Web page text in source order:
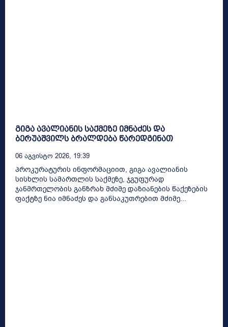
გიგა ავალიანის საქმეზე იმნაძეს და
ბერუაშვილს ბრალდება წარედგინათ
06 Აგვისტო 2026, 19:39
პროკურატურის ინფორმაციით, გიგა ავალიანის
სისხლის სამართლის საქმეზე, ჯგუფურად
ჯანმრთელობის განზრახ მძიმე დაზიანების წაქეზების
ფაქტზე ნია იმნაძეს და განსაკუთრებით მძიმე...